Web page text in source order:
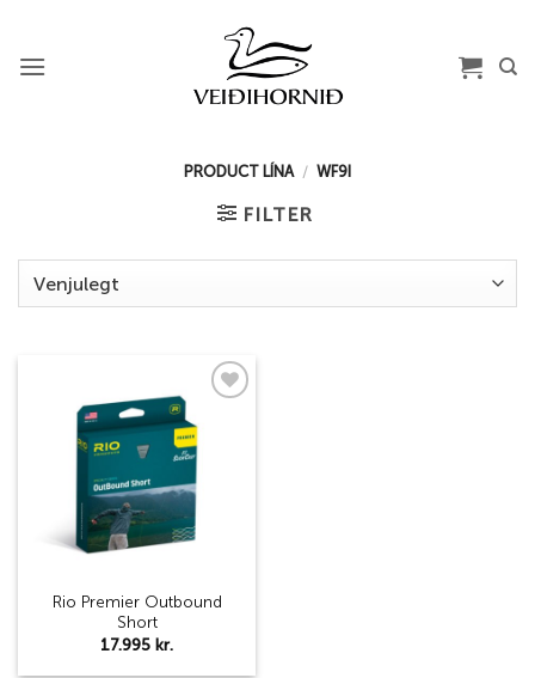
content
PRODUCT LÍNA / WF9I
FILTER
wishlist
Rio Premier Outbound
Short
17.995 kr.